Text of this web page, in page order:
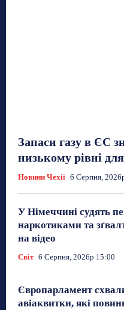
Запаси газу в ЄС
низькому рівні
Новини Чехії 6 Серпня,
У Німеччині судять
наркотиками та
на відео
Світ 6 Серпня, 2026р 15:00
Європарламент
авіаквитки, які